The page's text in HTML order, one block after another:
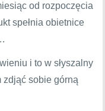
od rozpoczęcia
spełnia obietnice
i to w słyszalny
zdjąć sobie górną